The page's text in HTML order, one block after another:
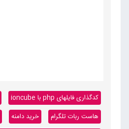
کدگذاری فایلهای php با ioncube
هاست ربات تلگرام
خرید دامنه